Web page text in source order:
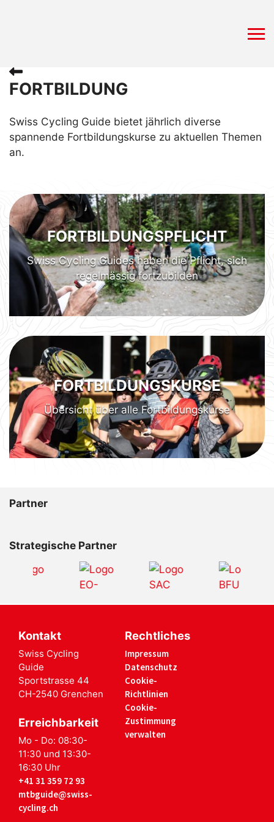
FORTBILDUNG
Swiss Cycling Guide bietet jährlich diverse
spannende Fortbildungskurse zu aktuellen Themen
an.
FORTBILDUNGSPFLICHT
Swiss Cycling Guides haben die Pflicht, sich
regelmässig fortzubilden
FORTBILDUNGSKURSE
Übersicht über alle Fortbildungskurse
Partner
Strategische Partner
Kontakt
Swiss Cycling
Guide
Sportstrasse 44
CH-2540 Grenchen
Erreichbarkeit
Mo - Do: 08:30-
11:30 und 13:30-
16:30 Uhr
+41 31 359 72 93
mtbguide@swiss-
cycling.ch
Rechtliches
Impressum
Datenschutz
Cookie-
Richtlinien
Cookie-
Zustimmung
verwalten